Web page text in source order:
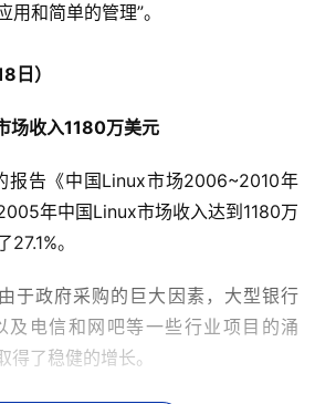
和简单的管理”。
日）
场收入1180万美元
告《中国Linux市场2006~2010年
年中国Linux市场收入达到1180万
。
政府采购的巨大因素，大型银行
及电信和网吧等一些行业项目的涌
得了稳健的增长。